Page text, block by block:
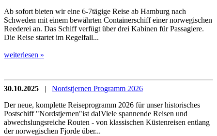
Ab sofort bieten wir eine 6-7tägige Reise ab Hamburg nach
Schweden mit einem bewährten Containerschiff einer norwegischen
Reederei an. Das Schiff verfügt über drei Kabinen für Passagiere.
Die Reise startet im Regelfall...
weiterlesen »
30.10.2025 | Nordstjernen Programm 2026
Der neue, komplette Reiseprogramm 2026 für unser historisches
Postschiff "Nordstjernen"ist da!Viele spannende Reisen und
abwechslungsreiche Routen - von klassischen Küstenreisen entlang
der norwegischen Fjorde über...